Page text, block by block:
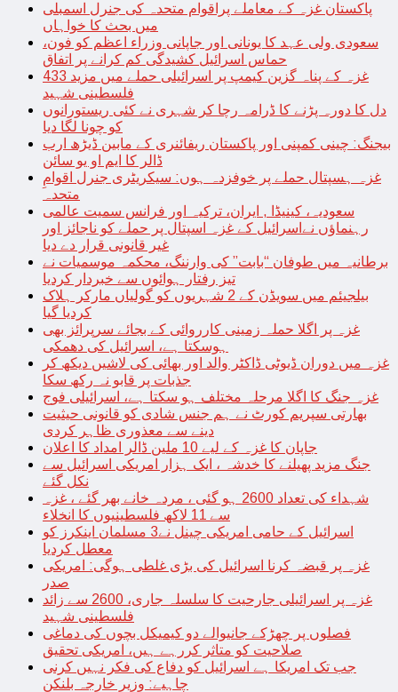
پاکستان غزہ کے معاملے پراقوام متحدہ کی جنرل اسمبلی
میں بحث کا خواہاں
سعودی ولی عہد کا یونانی اور جاپانی وزراء اعظم کو فون،
حماس اسرائیل کشیدگی کم کرانے پر اتفاق
غزہ کے پناہ گزین کیمپ پر اسرائیلی حملے میں مزید 433
فلسطینی شہید
دل کا دورہ پڑنے کا ڈرامہ رچا کر شہری نے کئی ریستورانوں
کو چونا لگا دیا
بیجنگ: چینی کمپنی اور پاکستان ریفائنری کے مابین ڈیڑھ ارب
ڈالر کا ایم او یو سائن
غزہ ہسپتال حملے پر خوفزدہ ہوں: سیکریٹری جنرل اقوامِ
متحدہ
سعودیہ، کینیڈا , ایران، ترکیہ اور فرانس سمیت عالمی
رہنماؤں نےاسرائیل کے غزہ اسپتال پر حملے کو ناجائز اور
غیر قانونی قرار دے دیا
برطانیہ میں طوفان “بابت” کی وارننگ، محکمہ موسمیات نے
تیز رفتار ہوائوں سے خبردار کردیا
بیلجیئم میں سویڈن کے 2 شہریوں کو گولیاں مارکر ہلاک
کردیا گیا
غزہ پر اگلا حملہ زمینی کارروائی کے بجائے سرپرائز بھی
ہوسکتا ہے، اسرائیل کی دھمکی
غزہ میں دوران ڈیوٹی ڈاکٹر والد اور بھائی کی لاشیں دیکھ کر
جذبات پر قابو نہ رکھ سکا
غزہ جنگ کا اگلا مرحلہ مختلف ہو سکتا ہے، اسرائیلی فوج
بھارتی سپریم کورٹ نے ہم جنس شادی کو قانونی حیثیت
دینے سے معذوری ظاہر کردی
جاپان کا غزہ کے لیے 10 ملین ڈالر امداد کا اعلان
جنگ مزید پھیلنے کا خدشہ ، ایک ہزار امریکی اسرائیل سے
نکل گئے
شہداء کی تعداد 2600 ہو گئی ، مردہ خانے بھر گئے ، غزہ
سے 11 لاکھ فلسطینیوں کا انخلاء
اسرائیل کے حامی امریکی چینل نے3 مسلمان اینکرز کو
معطل کردیا
غزہ پر قبضہ کرنا اسرائیل کی بڑی غلطی ہوگی: امریکی
صدر
غزہ پر اسرائیلی جارحیت کا سلسلہ جاری، 2600 سے زائد
فلسطینی شہید
فصلوں پر چھڑکے جانیوالے دو کیمیکل بچوں کی دماغی
صلاحیت کو متاثر کررہے ہیں، امریکی تحقیق
جب تک امریکا ہے اسرائیل کو دفاع کی فکر نہیں کرنی
چاہیے: وزیر خارجہ بلنکن